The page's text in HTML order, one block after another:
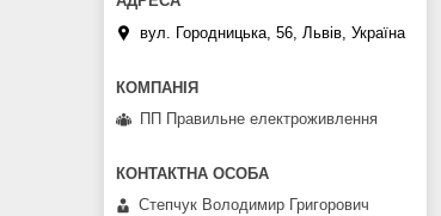
вул. Городницька, 56, Львів, Україна
ПП Правильне електроживлення
Степчук Володимир Григорович